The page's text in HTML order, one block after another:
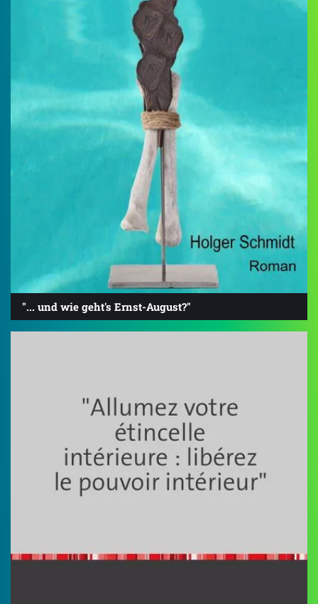
"... und wie geht's Ernst-August?"